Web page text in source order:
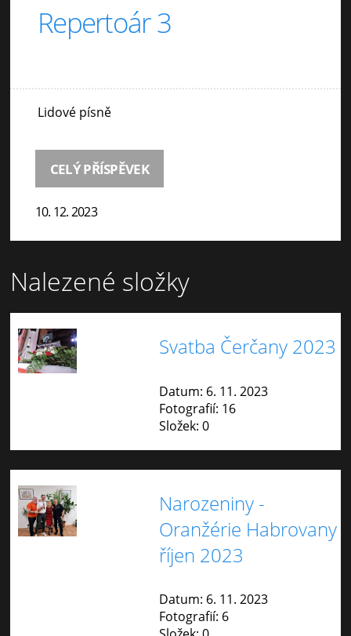
Repertoár 3
Lidové písně
CELÝ PŘÍSPĚVEK
10. 12. 2023
Nalezené složky
Svatba Čerčany 2023
Datum: 6. 11. 2023
Fotografií: 16
Složek: 0
Narozeniny -
Oranžérie Habrovany
říjen 2023
Datum: 6. 11. 2023
Fotografií: 6